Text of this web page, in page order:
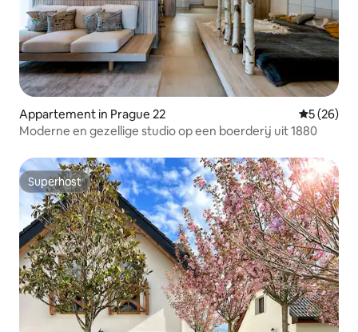
Appartement in Prague 22
5 (26)
Moderne en gezellige studio op een boerderij uit 1880
Superhost
Superhost